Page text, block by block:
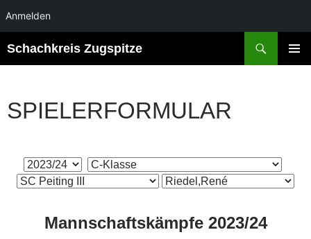
Anmelden
Schachkreis Zugspitze
SPIELERFORMULAR
Mannschaftskämpfe 2023/24